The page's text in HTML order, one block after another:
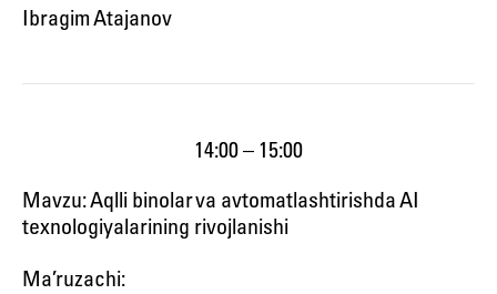
Ibragim Atajanov
14:00 – 15:00
Mavzu: Aqlli binolar va avtomatlashtirishda AI
texnologiyalarining rivojlanishi
Ma’ruzachi: